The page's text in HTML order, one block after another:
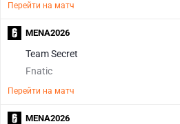
Перейти на матч
Team Secret
Fnatic
Перейти на матч
MENA2026
MENA2026